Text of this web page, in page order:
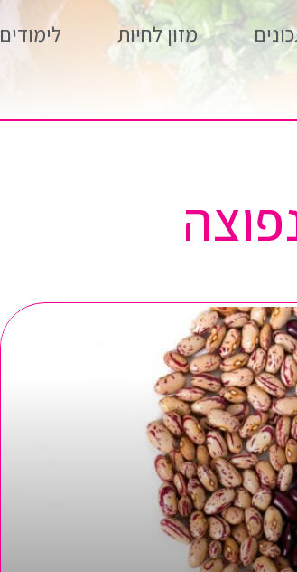
מזון לחיות
לימודים